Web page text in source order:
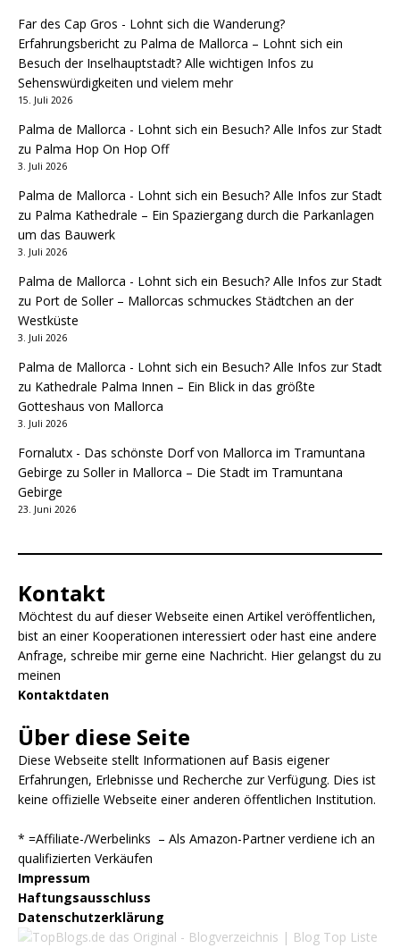
Far des Cap Gros - Lohnt sich die Wanderung?
Erfahrungsbericht zu Palma de Mallorca – Lohnt sich ein
Besuch der Inselhauptstadt? Alle wichtigen Infos zu
Sehenswürdigkeiten und vielem mehr
15. Juli 2026
Palma de Mallorca - Lohnt sich ein Besuch? Alle Infos zur Stadt
zu Palma Hop On Hop Off
3. Juli 2026
Palma de Mallorca - Lohnt sich ein Besuch? Alle Infos zur Stadt
zu Palma Kathedrale – Ein Spaziergang durch die Parkanlagen
um das Bauwerk
3. Juli 2026
Palma de Mallorca - Lohnt sich ein Besuch? Alle Infos zur Stadt
zu Port de Soller – Mallorcas schmuckes Städtchen an der
Westküste
3. Juli 2026
Palma de Mallorca - Lohnt sich ein Besuch? Alle Infos zur Stadt
zu Kathedrale Palma Innen – Ein Blick in das größte
Gotteshaus von Mallorca
3. Juli 2026
Fornalutx - Das schönste Dorf von Mallorca im Tramuntana
Gebirge zu Soller in Mallorca – Die Stadt im Tramuntana
Gebirge
23. Juni 2026
Kontakt
Möchtest du auf dieser Webseite einen Artikel veröffentlichen,
bist an einer Kooperationen interessiert oder hast eine andere
Anfrage, schreibe mir gerne eine Nachricht. Hier gelangst du zu
meinen
Kontaktdaten
Über diese Seite
Diese Webseite stellt Informationen auf Basis eigener
Erfahrungen, Erlebnisse und Recherche zur Verfügung. Dies ist
keine offizielle Webseite einer anderen öffentlichen Institution.
* =Affiliate-/Werbelinks – Als Amazon-Partner verdiene ich an
qualifizierten Verkäufen
Impressum
Haftungsausschluss
Datenschutzerklärung